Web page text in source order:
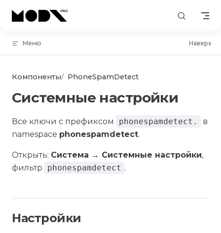
Skip to content
Меню Наверх
Компоненты PhoneSpamDetect
Системные настройки
Все ключи с префиксом phonespamdetect.
в
namespace phonespamdetect.
Открыть: Система → Системные настройки,
фильтр
phonespamdetect .
Настройки